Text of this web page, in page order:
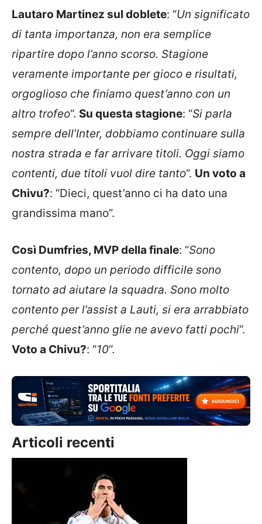
Lautaro Martinez sul doblete: “Un significato
di tanta importanza, non era semplice
ripartire dopo l’anno scorso. Stagione
veramente importante per gioco e risultati,
orgoglioso che finiamo quest’anno con un
altro trofeo“. Su questa stagione: “Si parla
sempre dell’Inter, dobbiamo continuare sulla
nostra strada e far arrivare titoli. Oggi siamo
contenti, due titoli vuol dire tanto“. Un voto a
Chivu?: “Dieci, quest’anno ci ha dato una
grandissima mano”.
Così Dumfries, MVP della finale: “Sono
contento, dopo un periodo difficile sono
tornato ad aiutare la squadra. Sono molto
contento per l’assist a Lauti, si era arrabbiato
perché quest’anno glie ne avevo fatti pochi“.
Voto a Chivu?: “10“.
Articoli recenti